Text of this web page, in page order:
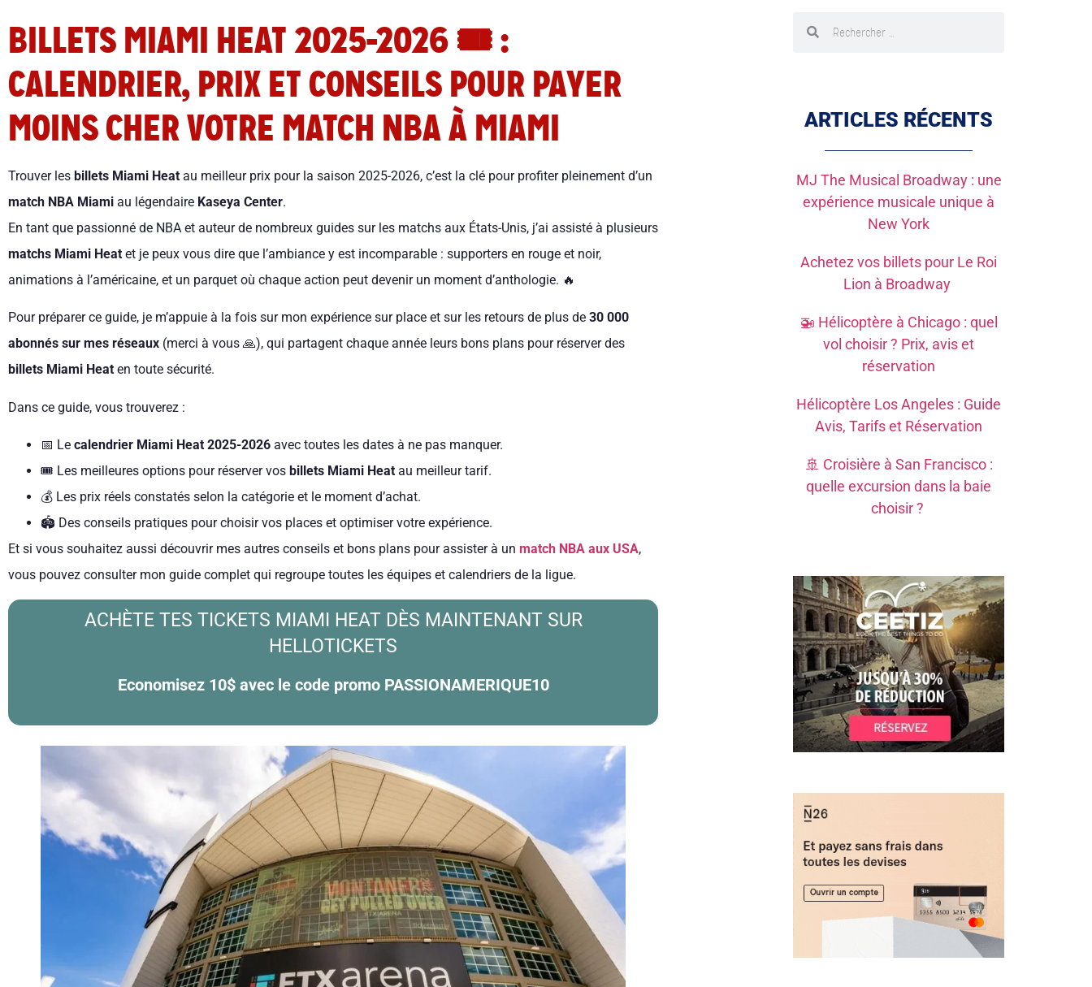
BILLETS MIAMI HEAT 2025-2026 🎟️ :
CALENDRIER, PRIX ET CONSEILS POUR PAYER
MOINS CHER VOTRE MATCH NBA À MIAMI
Trouver les billets Miami Heat au meilleur prix pour la saison 2025-2026, c’est la clé pour profiter pleinement d’un
match NBA Miami au légendaire Kaseya Center.
En tant que passionné de NBA et auteur de nombreux guides sur les matchs aux États-Unis, j’ai assisté à plusieurs
matchs Miami Heat et je peux vous dire que l’ambiance y est incomparable : supporters en rouge et noir,
animations à l’américaine, et un parquet où chaque action peut devenir un moment d’anthologie. 🔥
Pour préparer ce guide, je m’appuie à la fois sur mon expérience sur place et sur les retours de plus de 30 000
abonnés sur mes réseaux (merci à vous 🙏), qui partagent chaque année leurs bons plans pour réserver des
billets Miami Heat en toute sécurité.
Dans ce guide, vous trouverez :
📅 Le calendrier Miami Heat 2025-2026 avec toutes les dates à ne pas manquer.
🎟 Les meilleures options pour réserver vos billets Miami Heat au meilleur tarif.
💰 Les prix réels constatés selon la catégorie et le moment d’achat.
🏟 Des conseils pratiques pour choisir vos places et optimiser votre expérience.
Et si vous souhaitez aussi découvrir mes autres conseils et bons plans pour assister à un match NBA aux USA,
vous pouvez consulter mon guide complet qui regroupe toutes les équipes et calendriers de la ligue.
ACHÈTE TES TICKETS MIAMI HEAT DÈS MAINTENANT SUR
HELLOTICKETS
Economisez 10$ avec le code promo PASSIONAMERIQUE10
ARTICLES RÉCENTS
MJ The Musical Broadway : une
expérience musicale unique à
New York
Achetez vos billets pour Le Roi
Lion à Broadway
🚁 Hélicoptère à Chicago : quel
vol choisir ? Prix, avis et
réservation
Hélicoptère Los Angeles : Guide
Avis, Tarifs et Réservation
🚢 Croisière à San Francisco :
quelle excursion dans la baie
choisir ?